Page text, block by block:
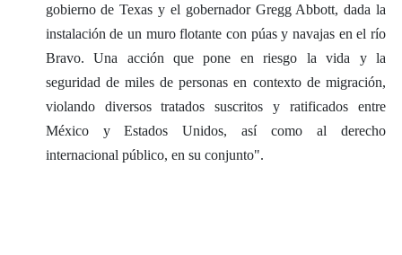
gobierno de Texas y el gobernador Gregg Abbott, dada la
instalación de un muro flotante con púas y navajas en el río
Bravo. Una acción que pone en riesgo la vida y la
seguridad de miles de personas en contexto de migración,
violando diversos tratados suscritos y ratificados entre
México y Estados Unidos, así como al derecho
internacional público, en su conjunto".